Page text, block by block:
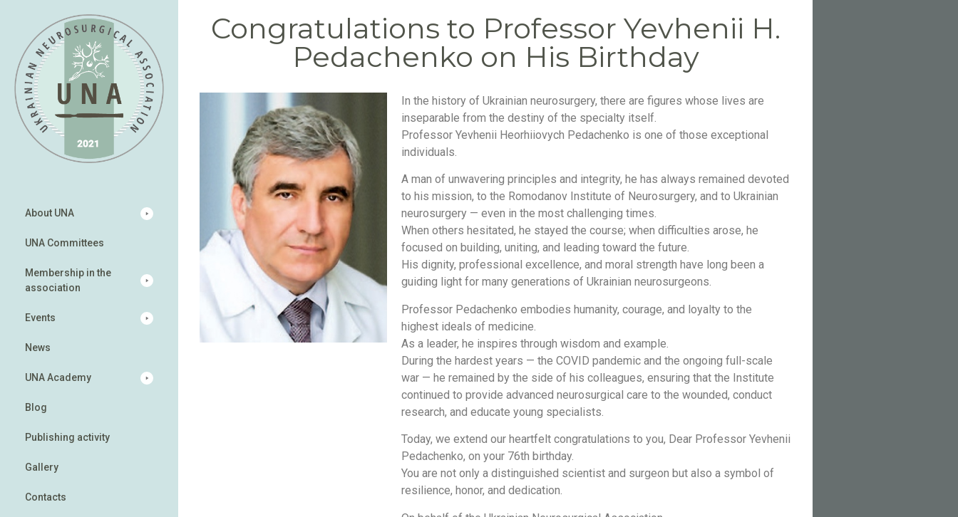
About UNA
UNA Committees
Membership in the
association
Events
News
UNA Academy
Blog
Publishing activity
Gallery
Contacts
Congratulations to Professor Yevhenii H.
Pedachenko on His Birthday
In the history of Ukrainian neurosurgery, there are figures whose lives are
inseparable from the destiny of the specialty itself.
Professor Yevhenii Heorhiiovych Pedachenko is one of those exceptional
individuals.
A man of unwavering principles and integrity, he has always remained devoted
to his mission, to the Romodanov Institute of Neurosurgery, and to Ukrainian
neurosurgery — even in the most challenging times.
When others hesitated, he stayed the course; when difficulties arose, he
focused on building, uniting, and leading toward the future.
His dignity, professional excellence, and moral strength have long been a
guiding light for many generations of Ukrainian neurosurgeons.
Professor Pedachenko embodies humanity, courage, and loyalty to the
highest ideals of medicine.
As a leader, he inspires through wisdom and example.
During the hardest years — the COVID pandemic and the ongoing full-scale
war — he remained by the side of his colleagues, ensuring that the Institute
continued to provide advanced neurosurgical care to the wounded, conduct
research, and educate young specialists.
Today, we extend our heartfelt congratulations to you, Dear Professor Yevhenii
Pedachenko, on your 76th birthday.
You are not only a distinguished scientist and surgeon but also a symbol of
resilience, honor, and dedication.